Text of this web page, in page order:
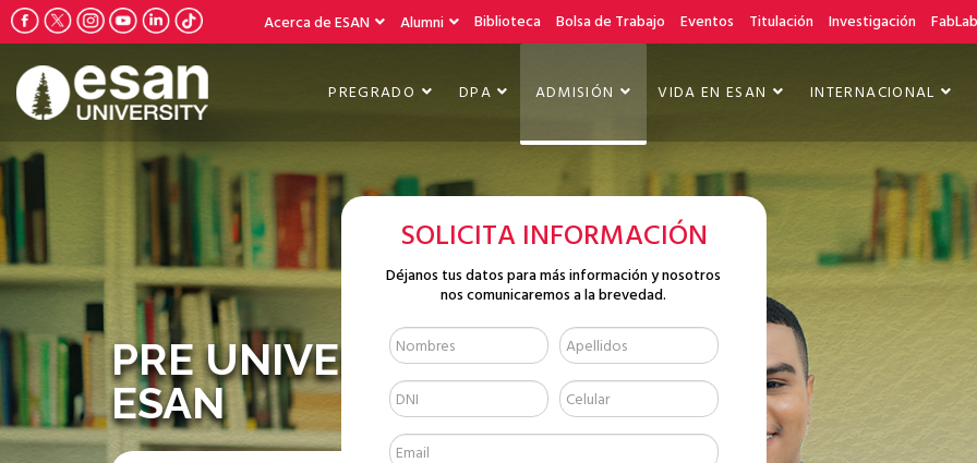
Acerca de ESAN Alumni Biblioteca Bolsa de Trabajo Eventos Titulación Investigación FabLab
PREGRADO DPA ADMISIÓN VIDA EN ESAN INTERNACIONAL
PRE UNIVERSIDAD
ESAN
SOLICITA INFORMACIÓN
Déjanos tus datos para más información y nosotros
nos comunicaremos a la brevedad.